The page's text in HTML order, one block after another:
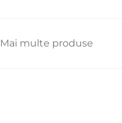
Mai multe produse